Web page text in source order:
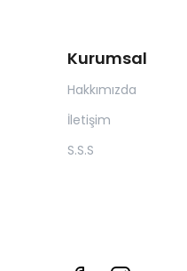
Kurumsal
Hakkımızda
İletişim
S.S.S